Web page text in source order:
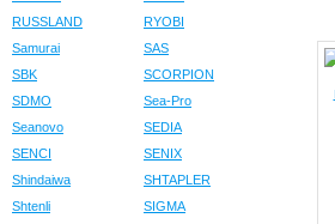
RUSSLAND
RYOBI
Samurai
SAS
SBK
SCORPION
SDMO
Sea-Pro
Seanovo
SEDIA
SENCI
SENIX
Shindaiwa
SHTAPLER
Shtenli
SIGMA